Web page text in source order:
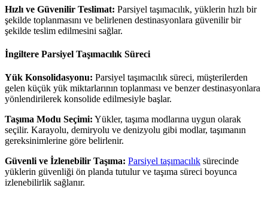
Hızlı ve Güvenilir Teslimat: Parsiyel taşımacılık, yüklerin hızlı bir
şekilde toplanmasını ve belirlenen destinasyonlara güvenilir bir
şekilde teslim edilmesini sağlar.
İngiltere Parsiyel Taşımacılık Süreci
Yük Konsolidasyonu: Parsiyel taşımacılık süreci, müşterilerden
gelen küçük yük miktarlarının toplanması ve benzer destinasyonlara
yönlendirilerek konsolide edilmesiyle başlar.
Taşıma Modu Seçimi: Yükler, taşıma modlarına uygun olarak
seçilir. Karayolu, demiryolu ve denizyolu gibi modlar, taşımanın
gereksinimlerine göre belirlenir.
Güvenli ve İzlenebilir Taşıma: Parsiyel taşımacılık sürecinde
yüklerin güvenliği ön planda tutulur ve taşıma süreci boyunca
izlenebilirlik sağlanır.